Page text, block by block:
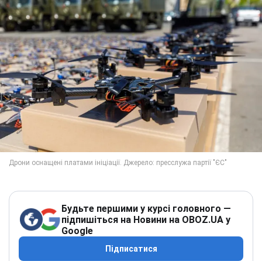
Будьте першими у курсі головного —
підпишіться на Новини на OBOZ.UA у
Google
Підписатися